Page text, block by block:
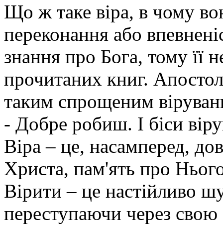
Що ж таке віра, в чому
переконання або
знання про Бога, тому її
прочитаних книг. Апостол
таким спрощеним
- Добре робиш. І біси
Віра – це, насамперед,
Христа, пам'ять про
Вірити – це настійливо
переступаючи через свою